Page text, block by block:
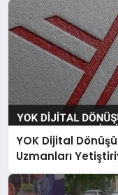
YOK Dijital
Uzmanları